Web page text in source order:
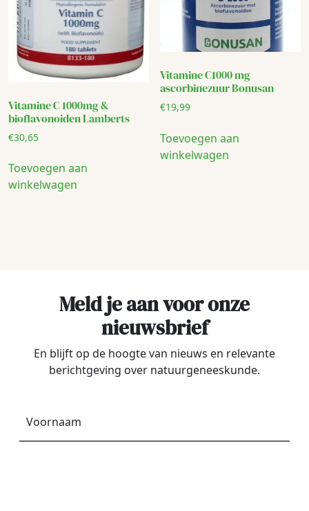
Vitamine C 1000mg &
bioflavonoiden Lamberts
€30,65
Toevoegen aan
winkelwagen
Vitamine C1000 mg
ascorbinezuur Bonusan
€19,99
Toevoegen aan
winkelwagen
Meld je aan voor onze
nieuwsbrief
En blijft op de hoogte van nieuws en relevante
berichtgeving over natuurgeneeskunde.